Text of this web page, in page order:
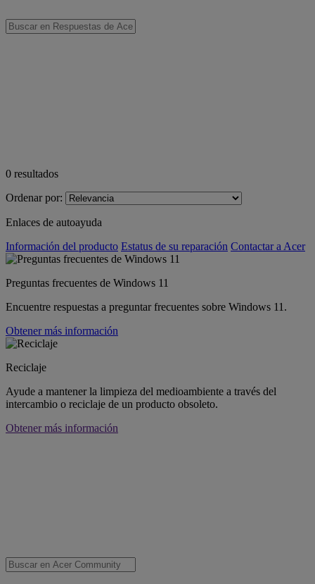
0 resultados
Ordenar por:
Enlaces de autoayuda
Información del producto Estatus de su reparación Contactar a Acer
Preguntas frecuentes de Windows 11
Encuentre respuestas a preguntar frecuentes sobre Windows 11.
Obtener más información
Reciclaje
Ayude a mantener la limpieza del medioambiente a través del
intercambio o reciclaje de un producto obsoleto.
Obtener más información